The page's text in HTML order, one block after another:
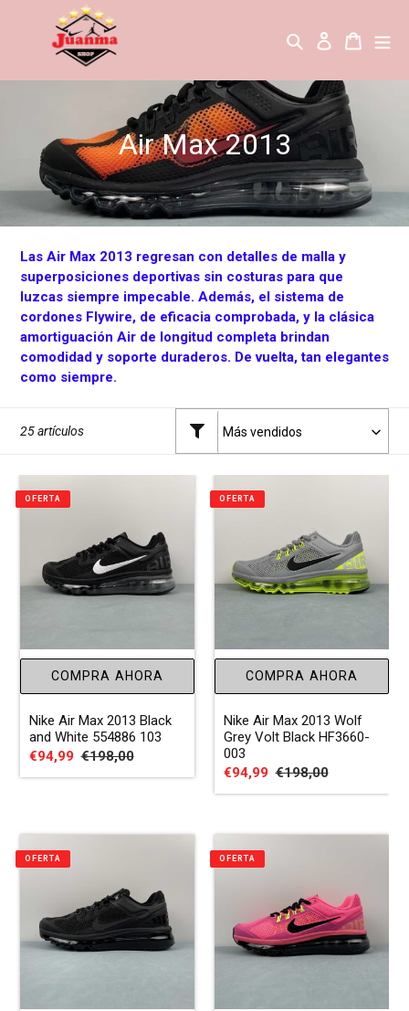
directamente
BuscarIngresar
Carrito
C
o
l
e
c
c
i
Air Max 2013
Las Air Max 2013 regresan con detalles de malla y
superposiciones deportivas sin costuras para que
luzcas siempre impecable. Además, el sistema de
cordones Flywire, de eficacia comprobada, y la clásica
amortiguación Air de longitud completa brindan
comodidad y soporte duraderos. De vuelta, tan elegantes
como siempre.
25 artículos
COMPRA AHORA
Nike Air Max 2013 Black
and White 554886 103
Precio
de
€94,99 Precio
habitual
€198,00
OFERTA
COMPRA AHORA
Nike Air Max 2013 Wolf
Grey Volt Black HF3660-
003
Precio
de
€94,99 Precio
habitual
€198,00
OFERTA
OFERTA OFERTA